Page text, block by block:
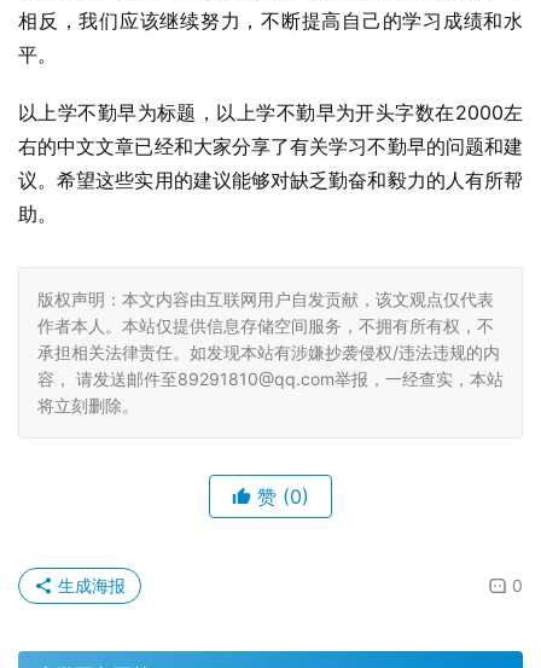
相反，我们应该继续努力，不断提高自己的学习成绩和水
平。
以上学不勤早为标题，以上学不勤早为开头字数在2000左
右的中文文章已经和大家分享了有关学习不勤早的问题和建
议。希望这些实用的建议能够对缺乏勤奋和毅力的人有所帮
助。
版权声明：本文内容由互联网用户自发贡献，该文观点仅代表
作者本人。本站仅提供信息存储空间服务，不拥有所有权，不
承担相关法律责任。如发现本站有涉嫌抄袭侵权/违法违规的内
容， 请发送邮件至89291810@qq.com举报，一经查实，本站
将立刻删除。
赞 (0)
0
生成海报